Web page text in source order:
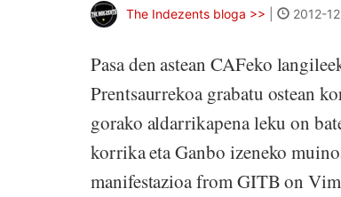
The Indezents bloga >> 2012-
Pasa den astean CAFeko
Prentsaurrekoa grabatu ostean
gorako aldarrikapena leku on
korrika eta Ganbo izeneko
manifestazioa from GITB on